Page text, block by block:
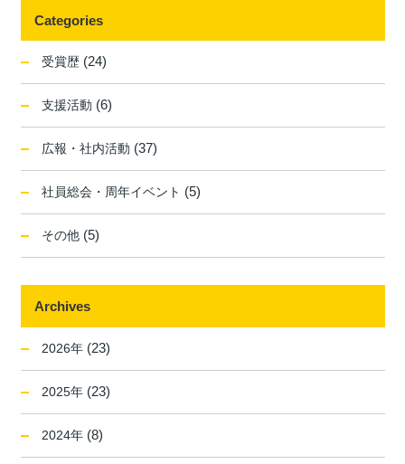
Categories
受賞歴 (24)
支援活動 (6)
広報・社内活動 (37)
社員総会・周年イベント (5)
その他 (5)
Archives
2026年 (23)
2025年 (23)
2024年 (8)